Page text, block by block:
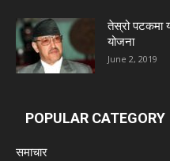
तेस्रो पटकमा
योजना
June 2, 2019
POPULAR CATEGORY
समाचार